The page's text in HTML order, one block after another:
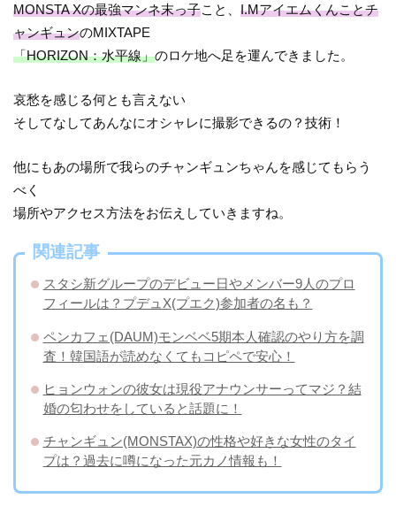
MONSTA Xの最強マンネ末っ子こと、I.Mアイエムくんことチ
ャンギュンのMIXTAPE
「HORIZON：水平線」のロケ地へ足を運んできました。
哀愁を感じる何とも言えない
そしてなしてあんなにオシャレに撮影できるの？技術！
他にもあの場所で我らのチャンギュンちゃんを感じてもらう
べく
場所やアクセス方法をお伝えしていきますね。
関連記事
スタシ新グループのデビュー日やメンバー9人のプロ
フィールは？プデュX(プエク)参加者の名も？
ペンカフェ(DAUM)モンベベ5期本人確認のやり方を調
査！韓国語が読めなくてもコピペで安心！
ヒョンウォンの彼女は現役アナウンサーってマジ？結
婚の匂わせをしていると話題に！
チャンギュン(MONSTAX)の性格や好きな女性のタイ
プは？過去に噂になった元カノ情報も！